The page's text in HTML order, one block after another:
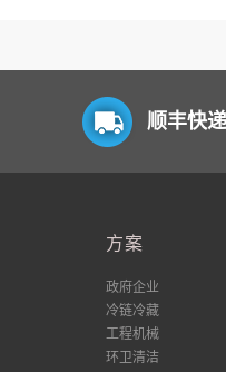
顺丰快
方案
政府企业
冷链冷藏
工程机械
环卫清洁